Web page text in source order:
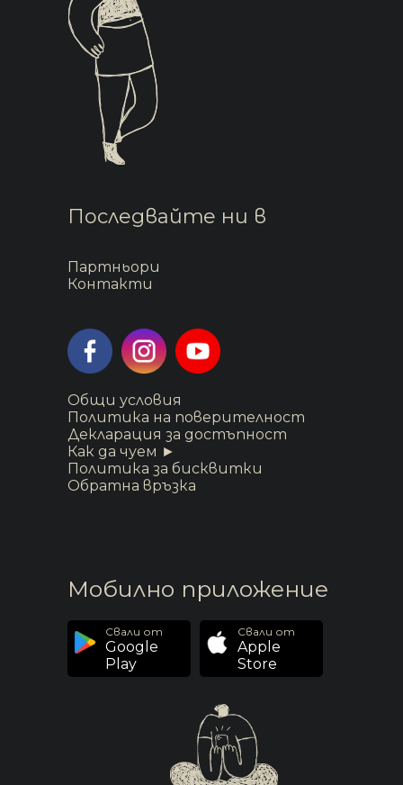
Последвайте ни в
Партньори
Контакти
Общи условия
Политика на поверителност
Декларация за достъпност
Как да чуем ►
Политика за бисквитки
Обратна връзка
Мобилно приложение
Свали от
Google
Play
Свали от
Apple
Store